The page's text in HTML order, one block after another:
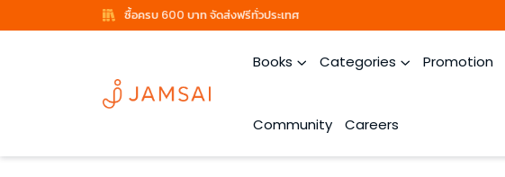
ซื้อครบ 600 บาท จัดส่งฟรีทั่วประเทศ
Books Categories Promotion
Community Careers